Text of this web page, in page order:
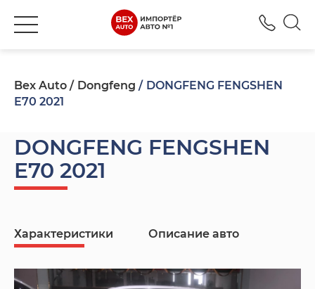
Bex Auto Dongfeng
DONGFENG FENGSHEN
E70 2021
DONGFENG FENGSHEN
E70 2021
Характеристики Описание авто